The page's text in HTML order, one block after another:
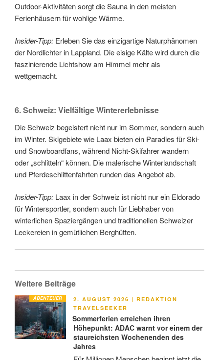
Outdoor-Aktivitäten sorgt die Sauna in den meisten
Ferienhäusern für wohlige Wärme.
Insider-Tipp: Erleben Sie das einzigartige Naturphänomen
der Nordlichter in Lappland. Die eisige Kälte wird durch die
faszinierende Lichtshow am Himmel mehr als
wettgemacht.
6. Schweiz: Vielfältige Wintererlebnisse
Die Schweiz begeistert nicht nur im Sommer, sondern auch
im Winter. Skigebiete wie Laax bieten ein Paradies für Ski-
und Snowboardfans, während Nicht-Skifahrer wandern
oder „schlitteln“ können. Die malerische Winterlandschaft
und Pferdeschlittenfahrten runden das Angebot ab.
Insider-Tipp: Laax in der Schweiz ist nicht nur ein Eldorado
für Wintersportler, sondern auch für Liebhaber von
winterlichen Spaziergängen und traditionellen Schweizer
Leckereien in gemütlichen Berghütten.
Weitere Beiträge
ABENTEUER
VERÖFFENTLICHT
AM
2. AUGUST 2026 | REDAKTION
TRAVELSEEKER
Sommerferien erreichen ihren
Höhepunkt: ADAC warnt vor einem der
staureichsten Wochenenden des
Jahres